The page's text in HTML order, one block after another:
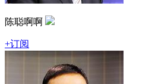
陈聪啊啊
+订阅